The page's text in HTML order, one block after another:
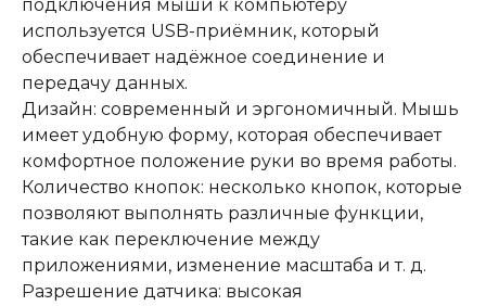
подключения мыши к компьютеру
используется USB-приёмник, который
обеспечивает надёжное соединение и
передачу данных.
Дизайн: современный и эргономичный. Мышь
имеет удобную форму, которая обеспечивает
комфортное положение руки во время работы.
Количество кнопок: несколько кнопок, которые
позволяют выполнять различные функции,
такие как переключение между
приложениями, изменение масштаба и т. д.
Разрешение датчика: высокая